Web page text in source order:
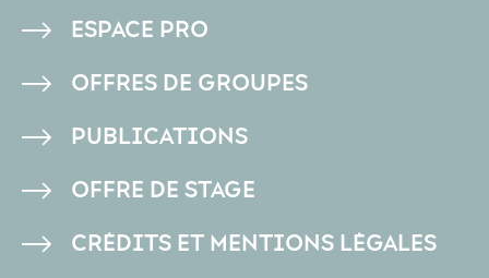
PIED
DE
ESPACE PRO
OFFRES DE GROUPES
PUBLICATIONS
OFFRE DE STAGE
CRÉDITS ET MENTIONS LÉGALES